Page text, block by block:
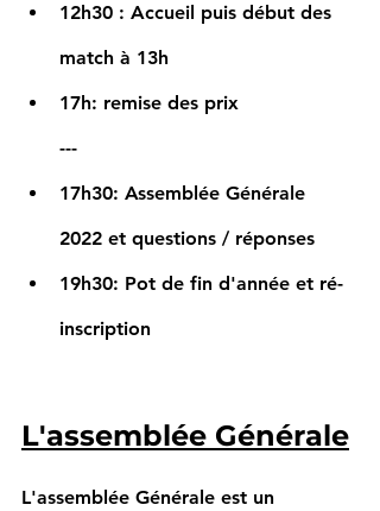
12h30 : Accueil puis début des
match à 13h
17h: remise des prix
---
17h30: Assemblée Générale
2022 et questions / réponses
19h30: Pot de fin d'année et ré-
inscription
L'assemblée Générale
L'assemblée Générale est un